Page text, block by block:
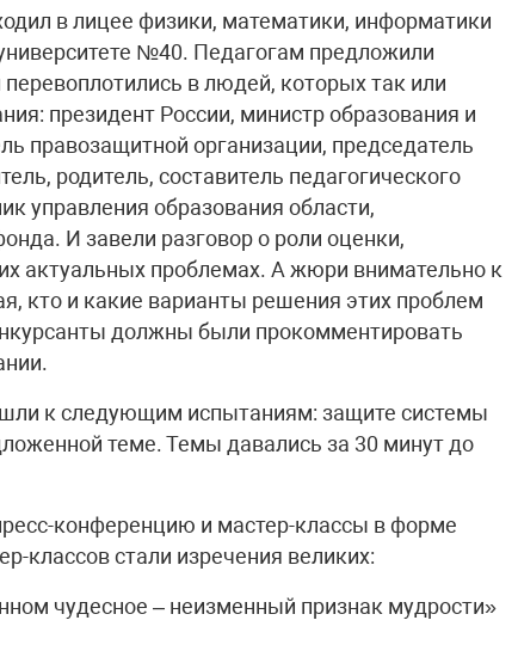
в лицее физики, математики, информатики
№40. Педагогам предложили
в людей, которых так или
президент России, министр образования и
правозащитной организации, председатель
родитель, составитель педагогического
управления образования области,
И завели разговор о роли оценки,
актуальных проблемах. А жюри внимательно к
кто и какие варианты решения этих проблем
должны были прокомментировать
к следующим испытаниям: защите системы
теме. Темы давались за 30 минут до
конференцию и мастер-классы в форме
классов стали изречения великих:
чудесное – неизменный признак мудрости»